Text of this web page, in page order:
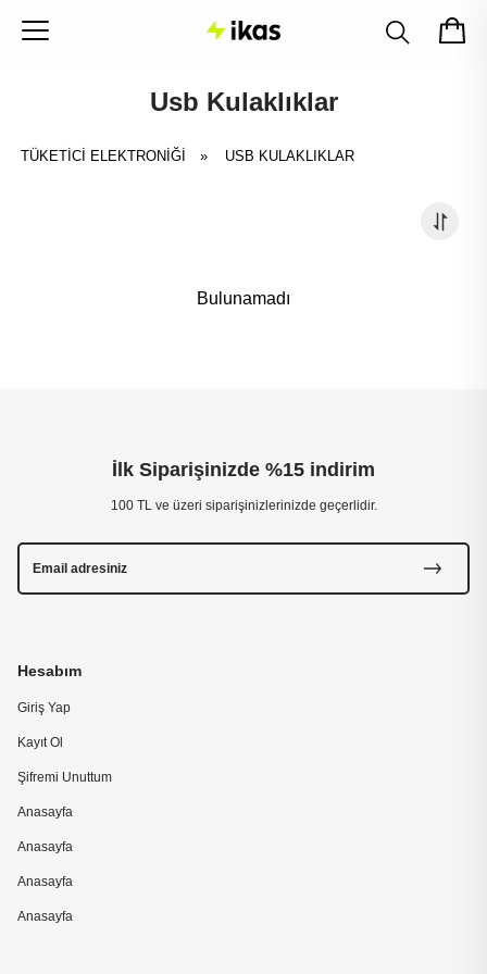
Usb Kulaklıklar
TÜKETİCİ ELEKTRONİĞİ » USB KULAKLIKLAR
Bulunamadı
Hesabım
Giriş Yap
Kayıt Ol
Şifremi Unuttum
Anasayfa
Anasayfa
Anasayfa
Anasayfa
İlk Siparişinizde %15 indirim
100 TL ve üzeri siparişinizlerinizde geçerlidir.